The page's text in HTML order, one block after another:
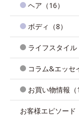
ヘア（16）
ボディ（8）
ライフスタイル
コラム&エッセ
お買い物情報（
お客様エピソード